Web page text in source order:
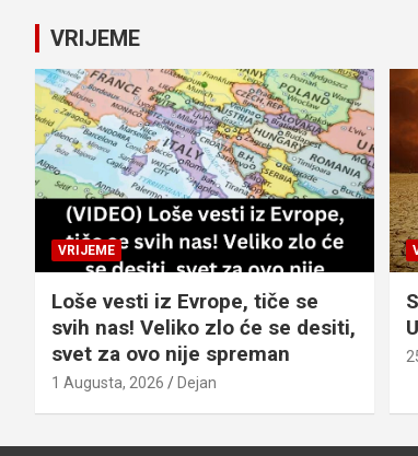
VRIJEME
VRIJEME
Loše vesti iz Evrope, tiče se
svih nas! Veliko zlo će se desiti,
svet za ovo nije spreman
1 Augusta, 2026 Dejan